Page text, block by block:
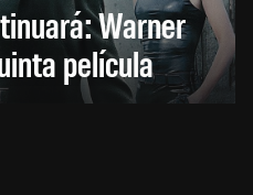
Warner
película